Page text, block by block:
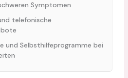
Symptomen
telefonische
und Selbsthilfeprogramme bei